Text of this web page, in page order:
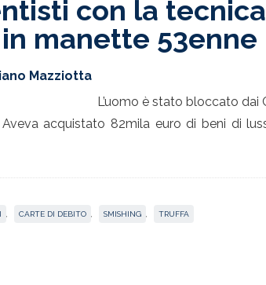
con la
in manette 53enne
Mazziotta
L’uomo è stato bloccato dai
acquistato 82mila euro di beni di
CARTE DI DEBITO SMISHING TRUFFA